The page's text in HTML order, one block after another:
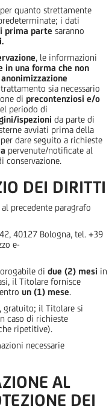
quanto strettamente
i dati
prima parte saranno
, le informazioni
in una forma che non
anonimizzazione
sia necessario
di precontenziosi e/o
periodo di
ispezioni da parte di
avviati prima della
per dare seguito a richieste
pervenute/notificate al
conservazione.
DEI DIRITTI
precedente paragrafo
40127 Bologna, tel. +39
e-
di due (2) mesi in
il Titolare fornisce
un (1) mese.
gratuito; il Titolare si
caso di richieste
ripetitive).
necessarie
AL
DEI